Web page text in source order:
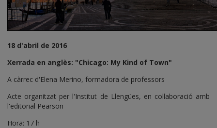
18 d'abril de 2016
Xerrada en anglès: "Chicago: My Kind of Town"
A càrrec d'Elena Merino, formadora de professors
Acte organitzat per l'Institut de Llengües, en col·laboració amb
l'editorial Pearson
Hora: 17 h